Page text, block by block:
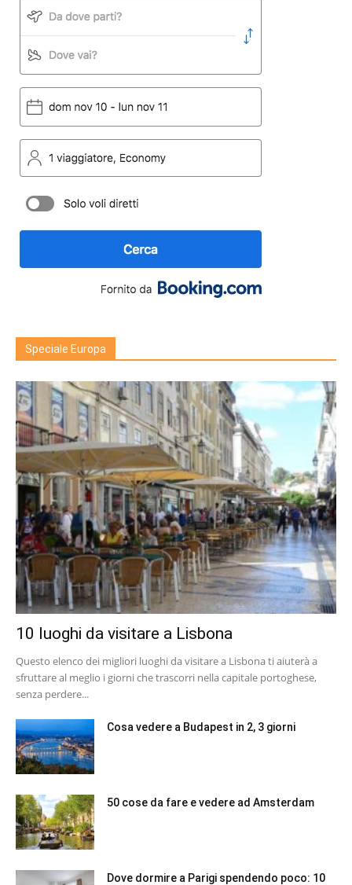
Speciale Europa
10 luoghi da visitare a Lisbona
Questo elenco dei migliori luoghi da visitare a Lisbona ti aiuterà a
sfruttare al meglio i giorni che trascorri nella capitale portoghese,
senza perdere...
Cosa vedere a Budapest in 2, 3 giorni
50 cose da fare e vedere ad Amsterdam
Dove dormire a Parigi spendendo poco: 10